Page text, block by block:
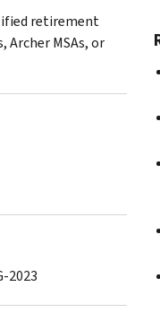
retirement
Archer MSAs, or
2023